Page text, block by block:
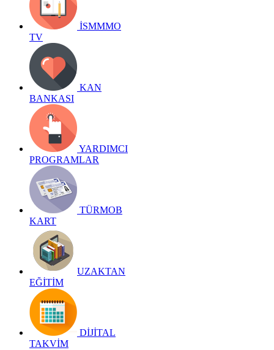
İSMMMO
TV
KAN
BANKASI
YARDIMCI
PROGRAMLAR
TÜRMOB
KART
UZAKTAN
EĞİTİM
DİJİTAL
TAKVİM